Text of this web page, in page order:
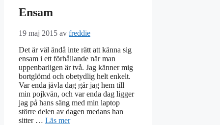
Ensam
19 maj 2015 av freddie
Det är väl ändå inte rätt att känna sig
ensam i ett förhållande när man
uppenbarligen är två. Jag känner mig
bortglömd och obetydlig helt enkelt.
Var enda jävla dag går jag hem till
min pojkvän, och var enda dag ligger
jag på hans säng med min laptop
större delen av dagen medans han
sitter … Läs mer